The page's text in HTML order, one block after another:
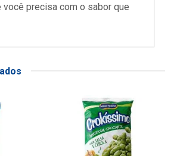
você precisa com o sabor que